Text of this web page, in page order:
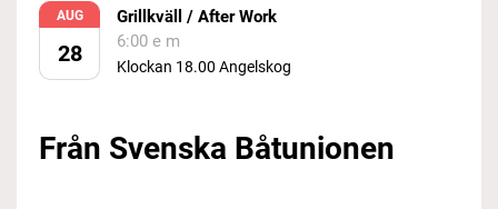
AUG
28
Grillkväll / After Work
6:00 e m
Klockan 18.00 Angelskog
Från Svenska Båtunionen